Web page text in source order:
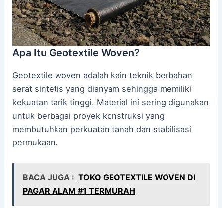
Apa Itu Geotextile Woven?
Geotextile woven adalah kain teknik berbahan
serat sintetis yang dianyam sehingga memiliki
kekuatan tarik tinggi. Material ini sering digunakan
untuk berbagai proyek konstruksi yang
membutuhkan perkuatan tanah dan stabilisasi
permukaan.
BACA JUGA : TOKO GEOTEXTILE WOVEN DI
PAGAR ALAM #1 TERMURAH